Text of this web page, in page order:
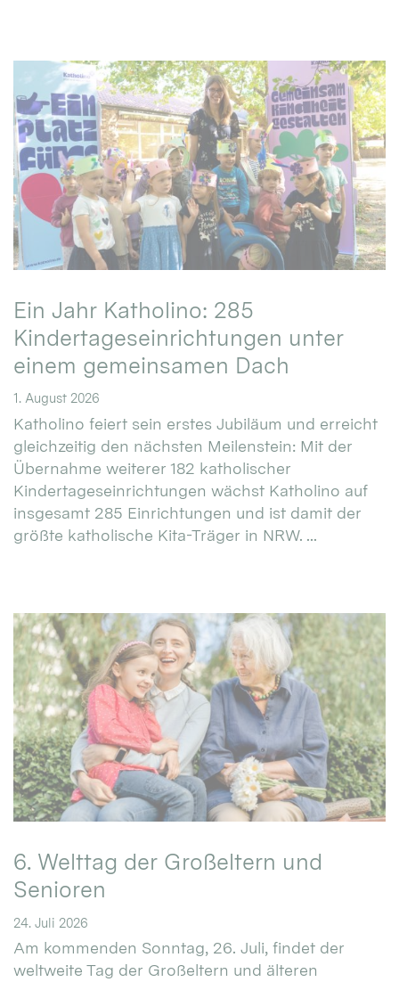
Ein Jahr Katholino: 285
Kindertageseinrichtungen unter
einem gemeinsamen Dach
1. August 2026
Katholino feiert sein erstes Jubiläum und erreicht
gleichzeitig den nächsten Meilenstein: Mit der
Übernahme weiterer 182 katholischer
Kindertageseinrichtungen wächst Katholino auf
insgesamt 285 Einrichtungen und ist damit der
größte katholische Kita-Träger in NRW. ...
6. Welttag der Großeltern und
Senioren
24. Juli 2026
Am kommenden Sonntag, 26. Juli, findet der
weltweite Tag der Großeltern und älteren